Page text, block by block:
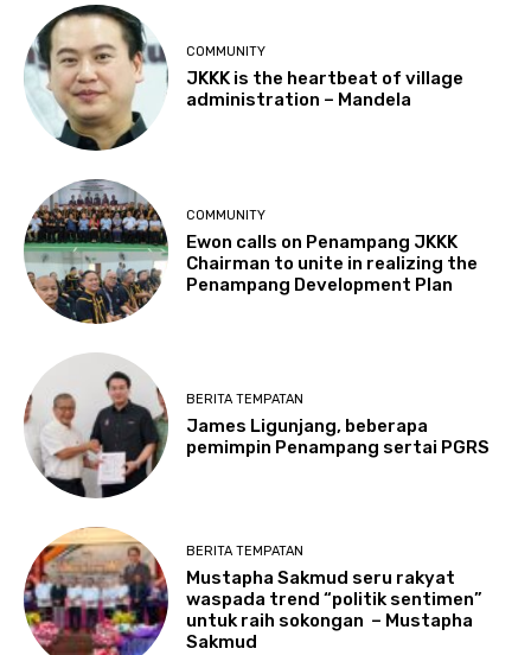
COMMUNITY
JKKK is the heartbeat of village
administration – Mandela
COMMUNITY
Ewon calls on Penampang JKKK
Chairman to unite in realizing the
Penampang Development Plan
BERITA TEMPATAN
James Ligunjang, beberapa
pemimpin Penampang sertai PGRS
BERITA TEMPATAN
Mustapha Sakmud seru rakyat
waspada trend “politik sentimen”
untuk raih sokongan – Mustapha
Sakmud